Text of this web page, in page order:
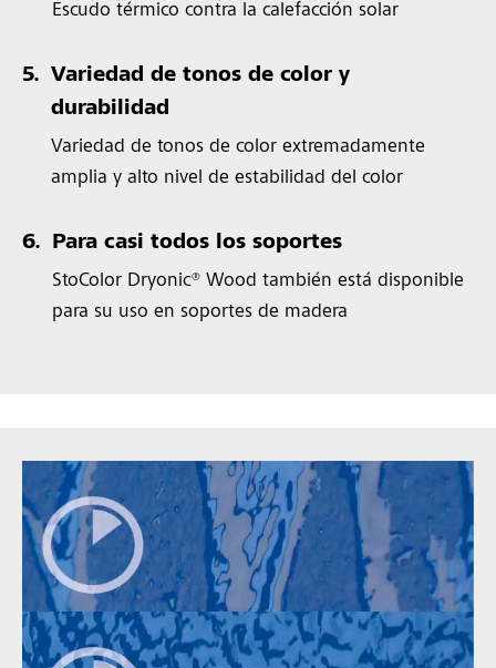
Escudo térmico contra la calefacción solar
5. Variedad de tonos de color y
durabilidad
Variedad de tonos de color extremadamente
amplia y alto nivel de estabilidad del color
6. Para casi todos los soportes
StoColor Dryonic® Wood también está disponible
para su uso en soportes de madera